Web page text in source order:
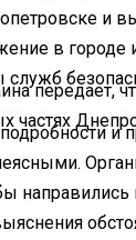
и
в городе
передает,
частях
и
направились